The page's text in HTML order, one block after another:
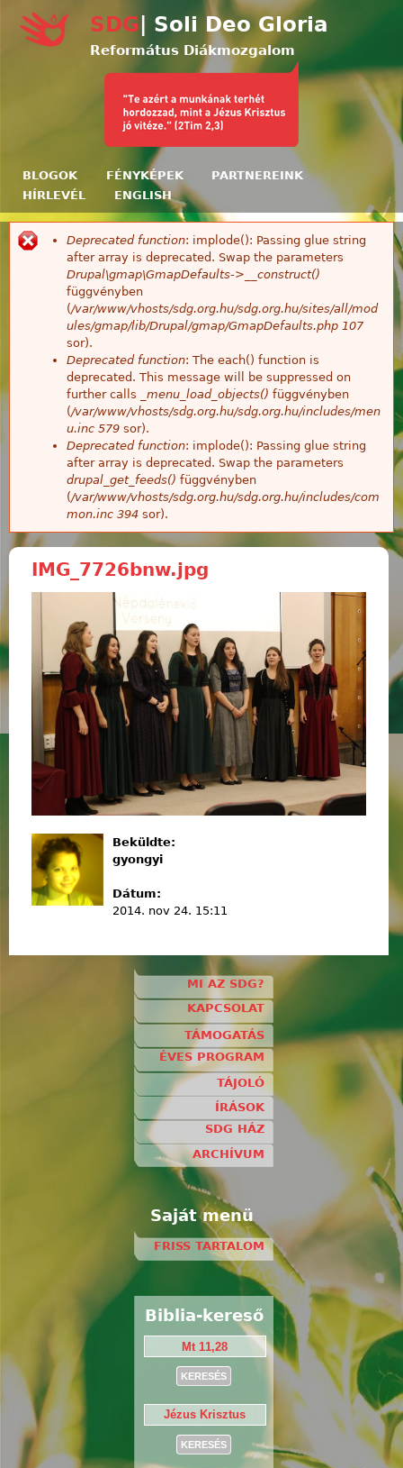
Ugrás a tartalomra
SDG | Soli Deo Gloria
Református Diákmozgalom
BLOGOK FÉNYKÉPEK
PARTNEREINK
HÍRLEVÉL
ENGLISH
Hibaüzenet
Deprecated function: implode(): Passing glue string
after array is deprecated. Swap the parameters
Drupal\gmap\GmapDefaults->__construct()
függvényben
(/var/www/vhosts/sdg.org.hu/sdg.org.hu/sites/all/mod
ules/gmap/lib/Drupal/gmap/GmapDefaults.php 107
sor).
Deprecated function: The each() function is
deprecated. This message will be suppressed on
further calls
_menu_load_objects() függvényben
(/var/www/vhosts/sdg.org.hu/sdg.org.hu/includes/men
u.inc 579 sor).
Deprecated function: implode(): Passing glue string
after array is deprecated. Swap the parameters
drupal_get_feeds() függvényben
(/var/www/vhosts/sdg.org.hu/sdg.org.hu/includes/com
mon.inc 394 sor).
IMG_7726bnw.jpg
Beküldte:
gyongyi
Dátum:
2014. nov 24. 15:11
MI AZ SDG?
KAPCSOLAT
TÁMOGATÁS
ÉVES PROGRAM
TÁJOLÓ
ÍRÁSOK
SDG HÁZ
ARCHÍVUM
Saját menü
FRISS TARTALOM
Biblia-kereső